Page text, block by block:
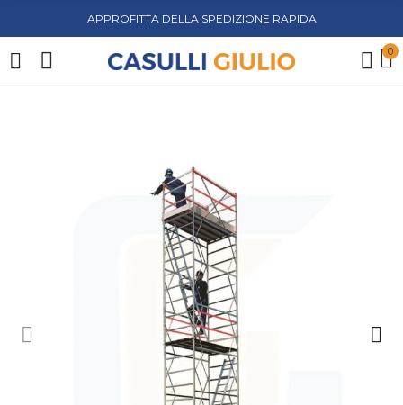
APPROFITTA DELLA SPEDIZIONE RAPIDA
0